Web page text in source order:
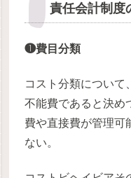
責任会計制度
❶費目分類
コスト分類について
不能費であると決め
費や直接費が管理可
ない。